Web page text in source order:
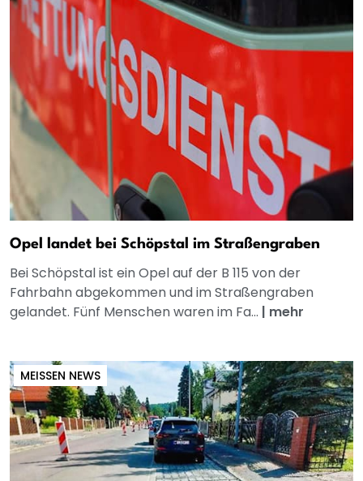
Opel landet bei Schöpstal im Straßengraben
Bei Schöpstal ist ein Opel auf der B 115 von der
Fahrbahn abgekommen und im Straßengraben
gelandet. Fünf Menschen waren im Fa... | mehr
MEISSEN NEWS